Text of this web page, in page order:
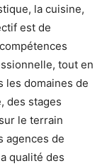
la cuisine,
est de
tout en
les domaines de
des stages
le terrain
agences de
qualité des